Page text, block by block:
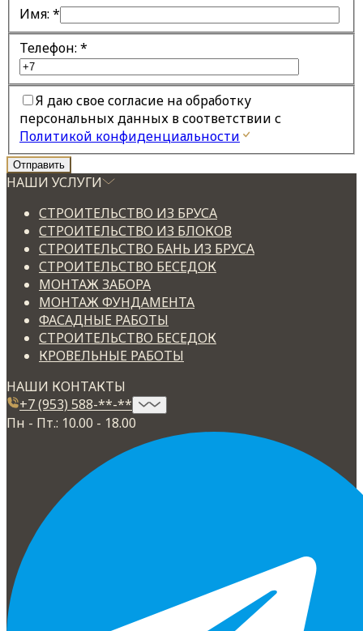
Имя: *
Телефон: *
Я даю свое согласие на обработку
персональных данных в соответствии с
Политикой конфиденциальности
НАШИ УСЛУГИ
СТРОИТЕЛЬСТВО ИЗ БРУСА
СТРОИТЕЛЬСТВО ИЗ БЛОКОВ
СТРОИТЕЛЬСТВО БАНЬ ИЗ БРУСА
СТРОИТЕЛЬСТВО БЕСЕДОК
МОНТАЖ ЗАБОРА
МОНТАЖ ФУНДАМЕНТА
ФАСАДНЫЕ РАБОТЫ
СТРОИТЕЛЬСТВО БЕСЕДОК
КРОВЕЛЬНЫЕ РАБОТЫ
НАШИ КОНТАКТЫ
+7 (953) 588-**-**
Пн - Пт.: 10.00 - 18.00